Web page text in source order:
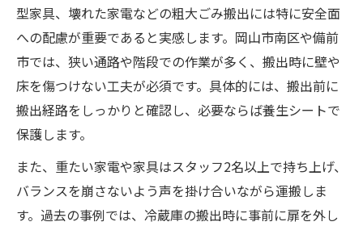
型家具、壊れた家電などの粗大ごみ搬出には特に安全面
への配慮が重要であると実感します。岡山市南区や備前
市では、狭い通路や階段での作業が多く、搬出時に壁や
床を傷つけない工夫が必須です。具体的には、搬出前に
搬出経路をしっかりと確認し、必要ならば養生シートで
保護します。
また、重たい家電や家具はスタッフ2名以上で持ち上げ、
バランスを崩さないよう声を掛け合いながら運搬しま
す。過去の事例では、冷蔵庫の搬出時に事前に扉を外し